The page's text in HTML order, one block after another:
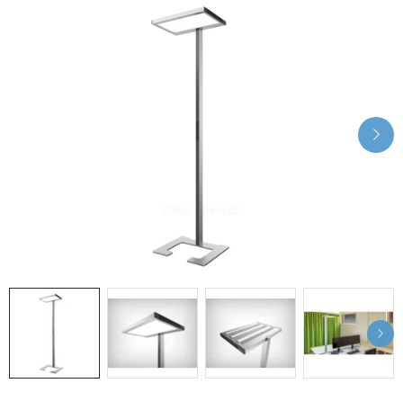
NOHY KE STOLU A PODNOŽE
PODSEDÁKY NA ŽIDLE
ZDRAVOTNICKÉ POMŮCKY